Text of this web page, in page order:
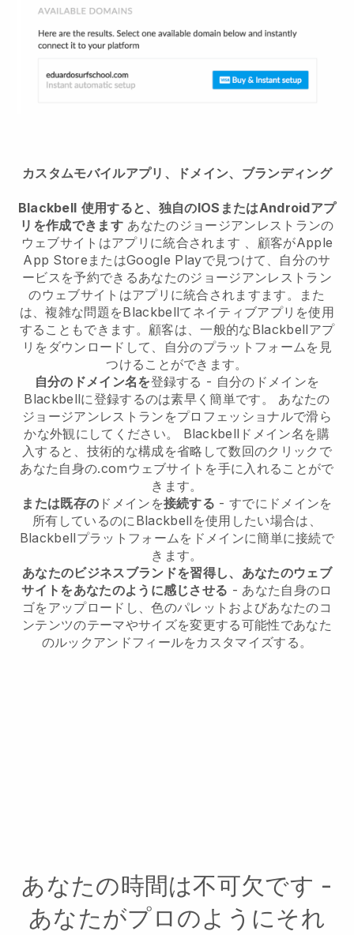
カスタムモバイルアプリ、ドメイン、ブランディング
Blackbell 使用すると、独自のIOSまたはAndroidアプ
リを作成できます あなたのジョージアンレストランの
ウェブサイトはアプリに統合されます 、顧客がApple
App StoreまたはGoogle Playで見つけて、自分のサ
ービスを予約できるあなたのジョージアンレストラン
のウェブサイトはアプリに統合されます ます。また
は、複雑な問題をBlackbellてネイティブアプリを使用
することもできます。顧客は、一般的なBlackbellアプ
リをダウンロードして、自分のプラットフォームを見
つけることができます。
自分のドメイン名を登録する - 自分のドメインを
Blackbellに登録するのは素早く簡単です。 あなたの
ジョージアンレストランをプロフェッショナルで滑ら
かな外観にしてください。
Blackbell ドメイン名を購
入すると、技術的な構成を省略して数回のクリックで
あなた自身の.comウェブサイトを手に入れることがで
きます。
または既存の ドメインを接続する - すでにドメインを
所有しているのにBlackbell を使用したい場合は、
Blackbellプラットフォームをドメインに簡単に接続で
きます。
あなたのビジネスブランドを習得し、あなたのウェブ
サイトをあなたのように感じさせる - あなた自身のロ
ゴをアップロードし、色のパレットおよびあなたのコ
ンテンツのテーマやサイズを変更する可能性であなた
のルックアンドフィールをカスタマイズする。
あなたの時間は不可欠です -
あなたがプロのようにそれ